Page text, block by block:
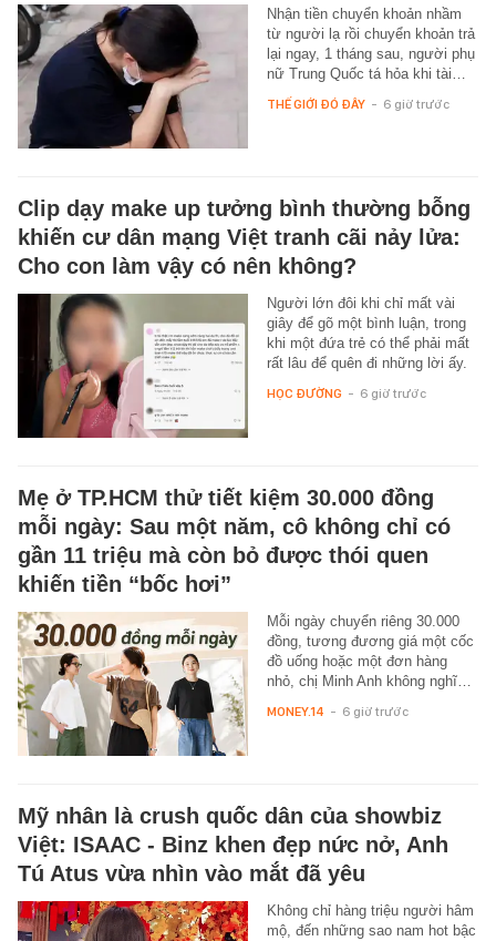
Nhận tiền chuyển khoản nhầm
từ người lạ rồi chuyển khoản trả
lại ngay, 1 tháng sau, người phụ
nữ Trung Quốc tá hỏa khi tài…
THẾ GIỚI ĐÓ ĐÂY - 6 giờ trước
Clip dạy make up tưởng bình thường bỗng
khiến cư dân mạng Việt tranh cãi nảy lửa:
Cho con làm vậy có nên không?
Người lớn đôi khi chỉ mất vài
giây để gõ một bình luận, trong
khi một đứa trẻ có thể phải mất
rất lâu để quên đi những lời ấy.
HỌC ĐƯỜNG - 6 giờ trước
Mẹ ở TP.HCM thử tiết kiệm 30.000 đồng
mỗi ngày: Sau một năm, cô không chỉ có
gần 11 triệu mà còn bỏ được thói quen
khiến tiền “bốc hơi”
Mỗi ngày chuyển riêng 30.000
đồng, tương đương giá một cốc
đồ uống hoặc một đơn hàng
nhỏ, chị Minh Anh không nghĩ…
MONEY.14 - 6 giờ trước
Mỹ nhân là crush quốc dân của showbiz
Việt: ISAAC - Binz khen đẹp nức nở, Anh
Tú Atus vừa nhìn vào mắt đã yêu
Không chỉ hàng triệu người hâm
mộ, đến những sao nam hot bậc